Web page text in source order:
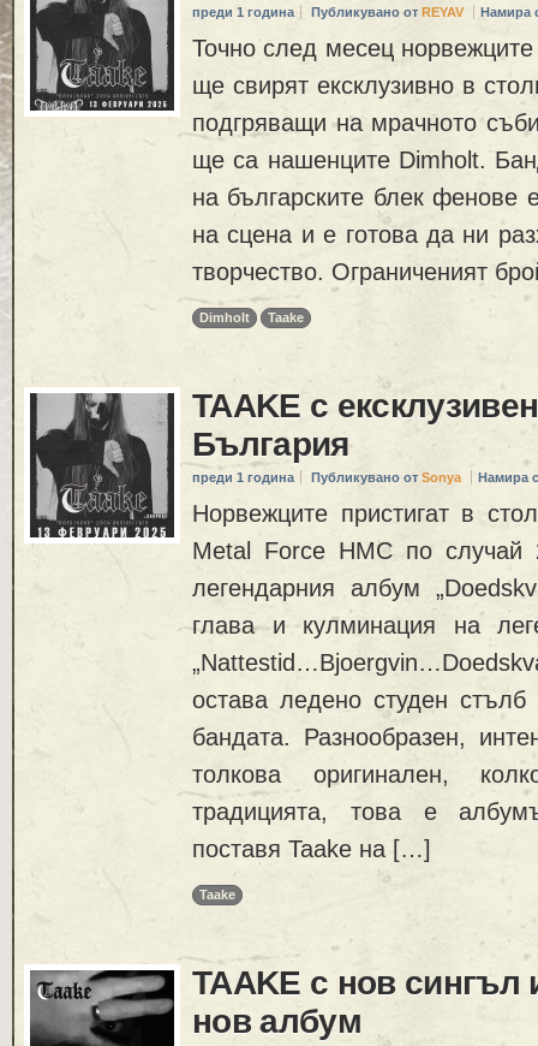
преди 1 година Публикувано от REYAV Намира
Точно след месец норвежците
ще свирят ексклузивно в
подгряващи на мрачното
ще са нашенците Dimholt.
на българските блек фенове
на сцена и е готова да ни
творчество. Ограниченият
Dimholt Taake
TAAKE с
България
преди 1 година Публикувано от Sonya Намира
Норвежците пристигат в
Metal Force HMC по случай
легендарния албум
глава и кулминация на
остава ледено студен
бандата. Разнообразен,
толкова оригинален,
традицията, това е
поставя Taake на […]
Taake
TAAKE с нов сингъл
нов албум